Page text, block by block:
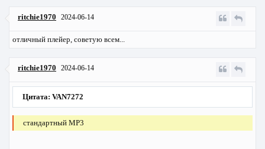
ritchie1970 2024-06-14
отличный плейер, советую всем...
ritchie1970 2024-06-14
Цитата: VAN7272
стандартный MP3